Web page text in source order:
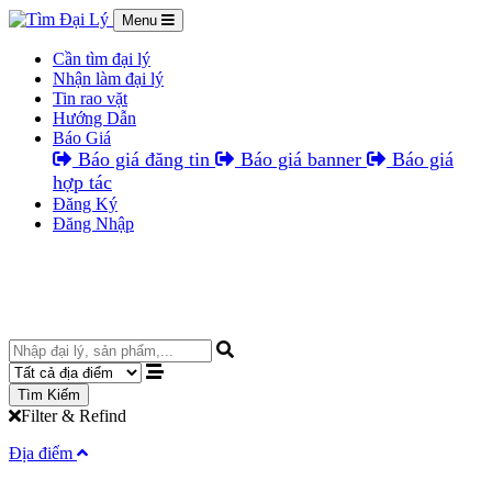
Menu
Cần tìm đại lý
Nhận làm đại lý
Tin rao vặt
Hướng Dẫn
Báo Giá
Báo giá đăng tin Báo giá banner
Báo giá
hợp tác
Đăng Ký
Đăng Nhập
Tìm Kiếm
Filter & Refind
Địa điểm